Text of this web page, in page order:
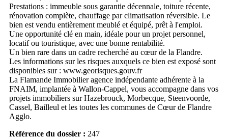
Prestations : immeuble sous garantie décennale, toiture récente,
rénovation complète, chauffage par climatisation réversible. Le
bien est vendu entièrement meublé et équipé, prêt à l'emploi.
Une opportunité clé en main, idéale pour un projet personnel,
locatif ou touristique, avec une bonne rentabilité.
Un bien rare dans un cadre recherché au cœur de la Flandre.
Les informations sur les risques auxquels ce bien est exposé sont
disponibles sur : www.georisques.gouv.fr
La Flamande Immobilier agence indépendante adhérente à la
FNAIM, implantée à Wallon-Cappel, vous accompagne dans vos
projets immobiliers sur Hazebrouck, Morbecque, Steenvoorde,
Cassel, Bailleul et les toutes les communes de Cœur de Flandre
Agglo.
Référence du dossier : 247